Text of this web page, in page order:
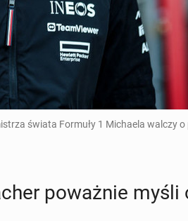
świata Formuły 1 Michaela walczy
po­waż­nie